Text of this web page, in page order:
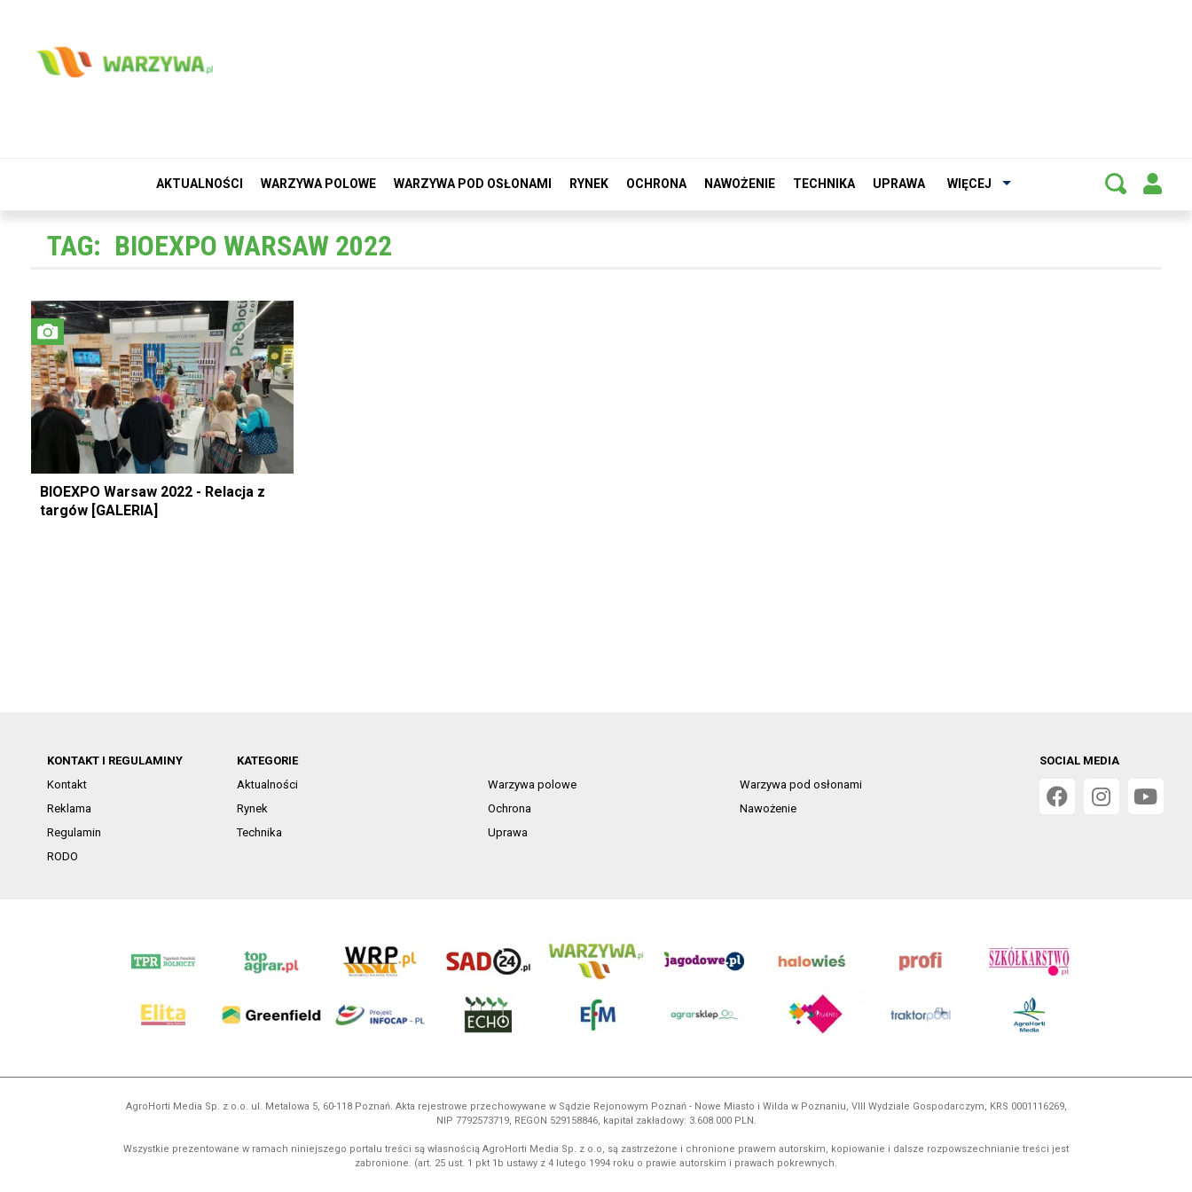
AKTUALNOŚCI WARZYWA POLOWE WARZYWA POD OSŁONAMI RYNEK OCHRONA NAWOŻENIE TECHNIKA UPRAWA WIĘCEJ
TAG: BIOEXPO WARSAW 2022
BIOEXPO Warsaw 2022 - Relacja z
targów [GALERIA]
KONTAKT I REGULAMINY
Kontakt
Reklama
Regulamin
RODO
KATEGORIE
Aktualności
Warzywa polowe
Warzywa pod osłonami
Rynek
Ochrona
Nawożenie
Technika
Uprawa
SOCIAL MEDIA
AgroHorti Media Sp. z o.o. ul. Metalowa 5, 60-118 Poznań. Akta rejestrowe przechowywane w Sądzie Rejonowym Poznań - Nowe Miasto i Wilda w Poznaniu, VIII Wydziale Gospodarczym, KRS 0001116269,
NIP 7792573719, REGON 529158846, kapitał zakładowy: 3.608.000 PLN.
Wszystkie prezentowane w ramach niniejszego portalu treści są własnością AgroHorti Media Sp. z o.o, są zastrzeżone i chronione prawem autorskim, kopiowanie i dalsze rozpowszechnianie treści jest
zabronione. (art. 25 ust. 1 pkt 1b ustawy z 4 lutego 1994 roku o prawie autorskim i prawach pokrewnych.